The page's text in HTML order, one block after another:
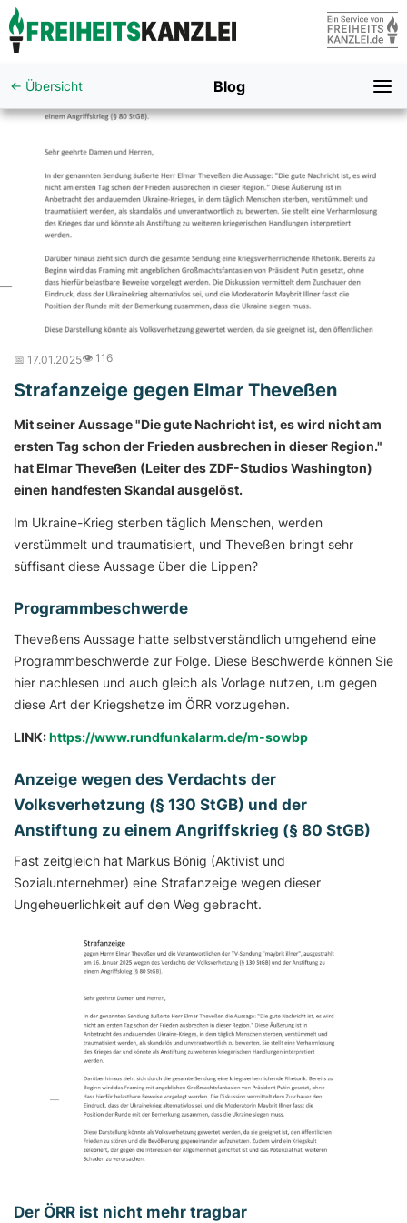
← Übersicht Blog
📅 17.01.2025👁️ 116
Strafanzeige gegen Elmar Theveßen
Mit seiner Aussage "Die gute Nachricht ist, es wird nicht am
ersten Tag schon der Frieden ausbrechen in dieser Region."
hat Elmar Theveßen (Leiter des ZDF-Studios Washington)
einen handfesten Skandal ausgelöst.
Im Ukraine-Krieg sterben täglich Menschen, werden
verstümmelt und traumatisiert, und Theveßen bringt sehr
süffisant diese Aussage über die Lippen?
Programmbeschwerde
Theveßens Aussage hatte selbstverständlich umgehend eine
Programmbeschwerde zur Folge. Diese Beschwerde können Sie
hier nachlesen und auch gleich als Vorlage nutzen, um gegen
diese Art der Kriegshetze im ÖRR vorzugehen.
LINK:https://www.rundfunkalarm.de/m-sowbp
Anzeige wegen des Verdachts der
Volksverhetzung (§ 130 StGB) und der
Anstiftung zu einem Angriffskrieg (§ 80 StGB)
Fast zeitgleich hat Markus Bönig (Aktivist und
Sozialunternehmer) eine Strafanzeige wegen dieser
Ungeheuerlichkeit auf den Weg gebracht.
Der ÖRR ist nicht mehr tragbar